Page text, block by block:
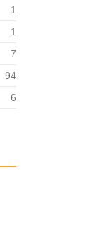
1
1
7
94
6